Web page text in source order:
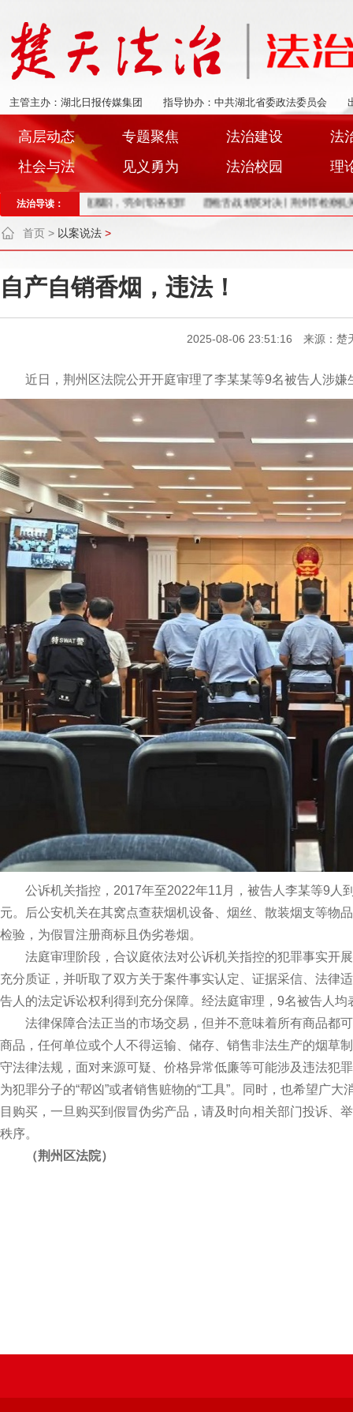
主管主办：湖北日报传媒集团 指导协办：中共湖北省委政法委员会
高层动态 专题聚焦 法治建设
法
社会与法
见义勇为 法治校园 理
法治导读：
：“两长”同庭履职，“亮剑”职务犯罪 唇枪舌战 精英对决丨荆州市检察机关公诉
首页 > 以案说法 >
自产自销香烟，违法！
2025-08-06 23:51:16 来源：楚
近日，荆州区法院公开开庭审理了李某某等9名被告人涉嫌
公诉机关指控，2017年至2022年11月，被告人李某等9人
元。后公安机关在其窝点查获烟机设备、烟丝、散装烟支等物
检验，为假冒注册商标且伪劣卷烟。
法庭审理阶段，合议庭依法对公诉机关指控的犯罪事实开
充分质证，并听取了双方关于案件事实认定、证据采信、法律
告人的法定诉讼权利得到充分保障。经法庭审理，9名被告人
法律保障合法正当的市场交易，但并不意味着所有商品都
商品，任何单位或个人不得运输、储存、销售非法生产的烟草
守法律法规，面对来源可疑、价格异常低廉等可能涉及违法犯
为犯罪分子的“帮凶”或者销售赃物的“工具”。同时，也希望广
目购买，一旦购买到假冒伪劣产品，请及时向相关部门投诉、
秩序。
（荆州区法院）